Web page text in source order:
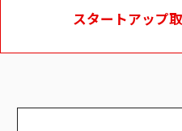
スタートアップ